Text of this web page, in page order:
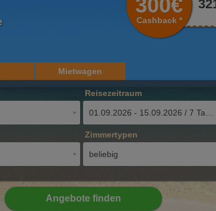
300€
Cashback *
Mietwagen
Reisezeitraum
01.09.2026 - 15.09.2026 / 7 Tage
Zimmertypen
beliebig
Angebote finden